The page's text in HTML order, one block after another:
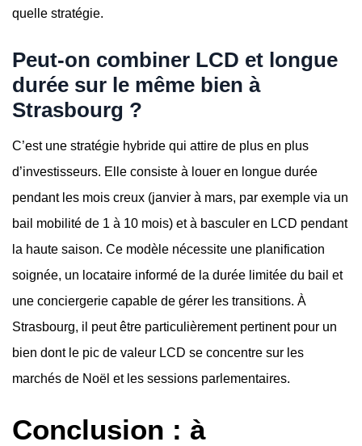
quelle stratégie.
Peut-on combiner LCD et longue
durée sur le même bien à
Strasbourg ?
C’est une stratégie hybride qui attire de plus en plus
d’investisseurs. Elle consiste à louer en longue durée
pendant les mois creux (janvier à mars, par exemple via un
bail mobilité de 1 à 10 mois) et à basculer en LCD pendant
la haute saison. Ce modèle nécessite une planification
soignée, un locataire informé de la durée limitée du bail et
une conciergerie capable de gérer les transitions. À
Strasbourg, il peut être particulièrement pertinent pour un
bien dont le pic de valeur LCD se concentre sur les
marchés de Noël et les sessions parlementaires.
Conclusion : à